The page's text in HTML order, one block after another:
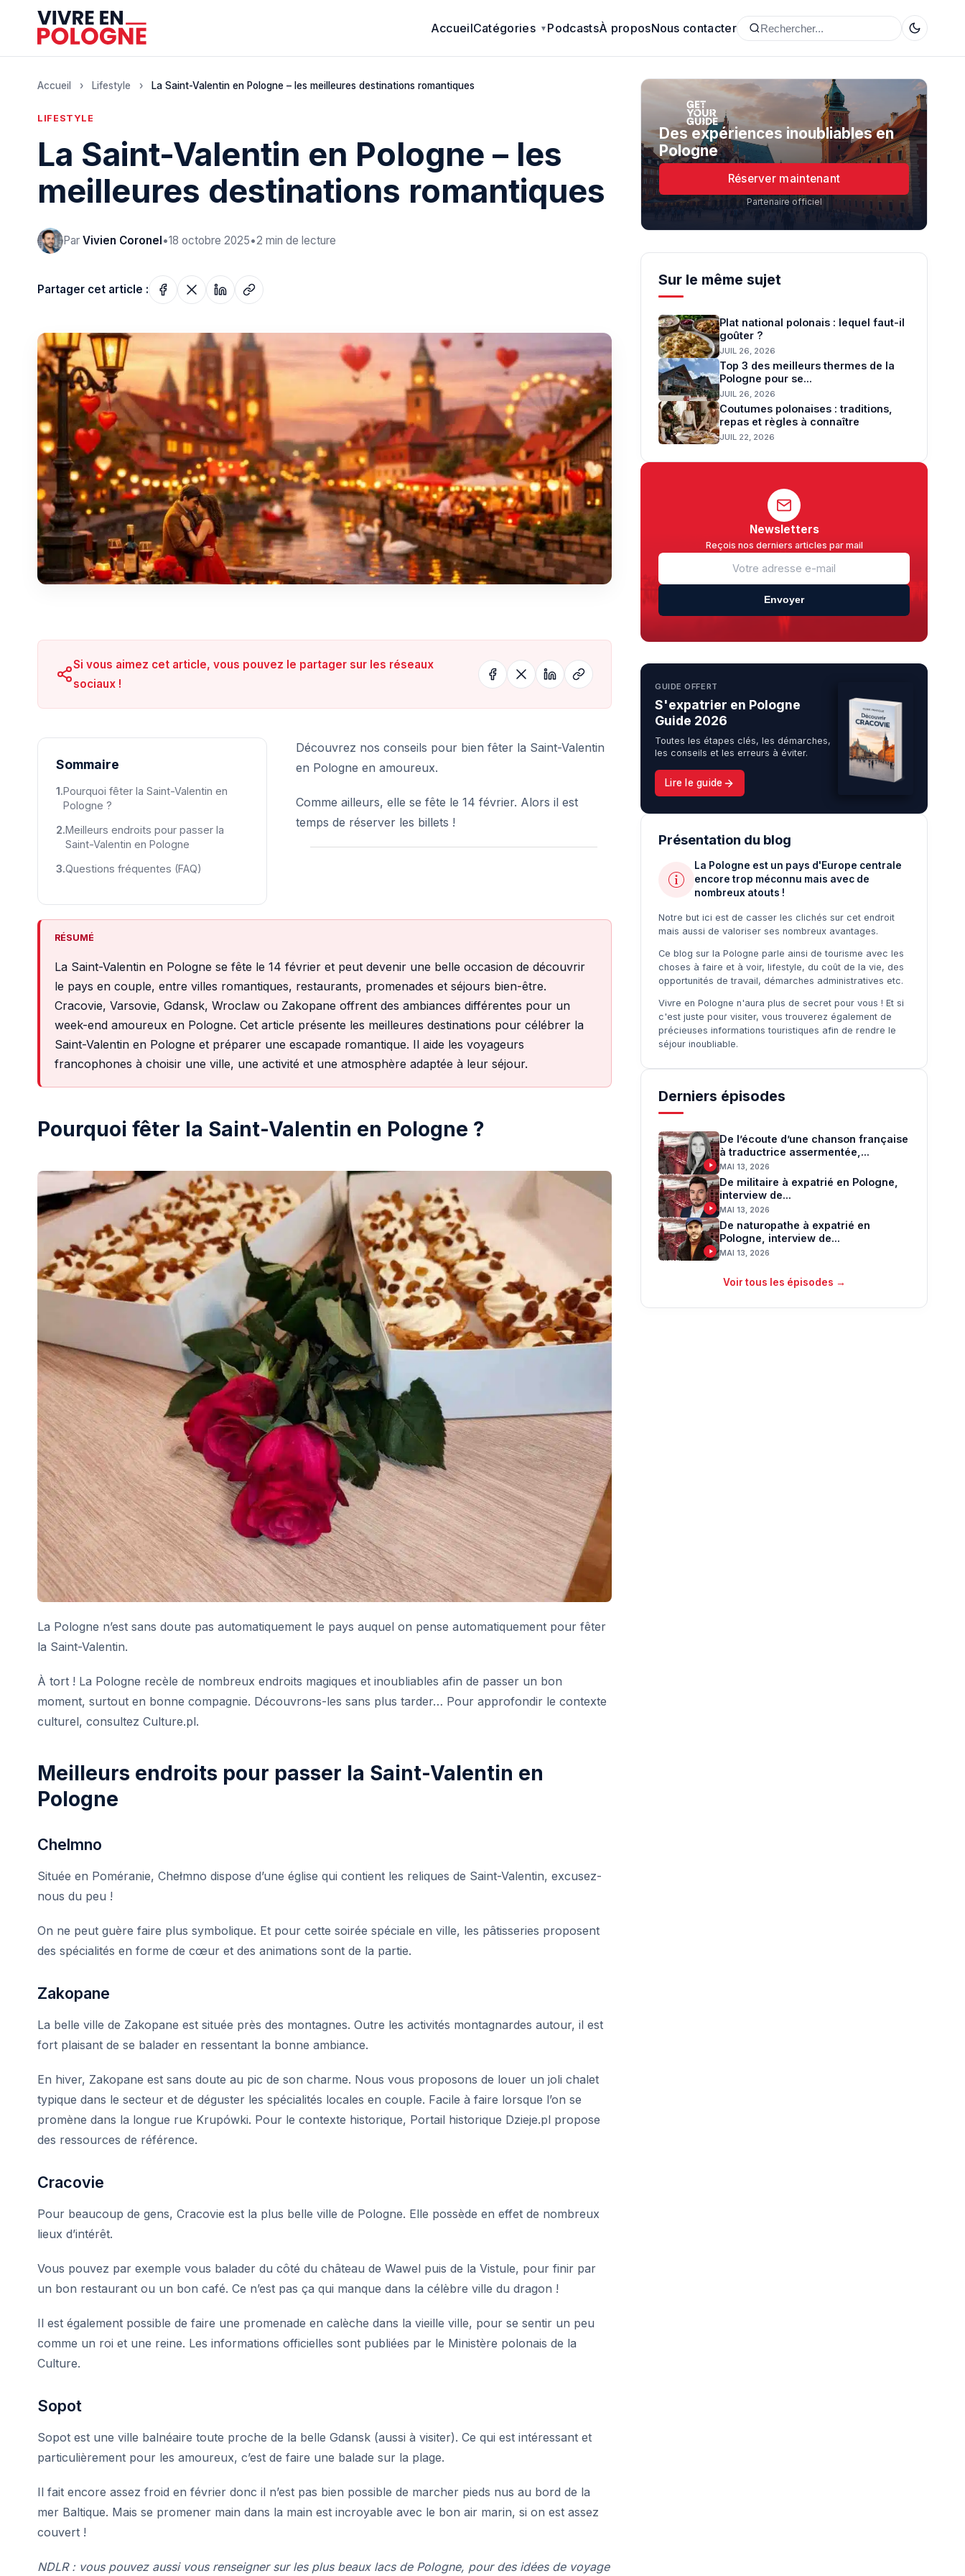
AccueilCatégories PodcastsÀ proposNous contacter
Accueil › Lifestyle › La Saint-Valentin en Pologne – les meilleures destinations romantiques
LIFESTYLE
La Saint-Valentin en Pologne – les
meilleures destinations romantiques
Par Vivien Coronel•18 octobre 2025•2 min de lecture
Partager cet article :
Si vous aimez cet article, vous pouvez le partager sur les réseaux
sociaux !
Sommaire
Pourquoi fêter la Saint-Valentin en
Pologne ?
Meilleurs endroits pour passer la
Saint-Valentin en Pologne
Questions fréquentes (FAQ)
Découvrez nos conseils pour bien fêter la Saint-Valentin
en Pologne en amoureux.
Comme ailleurs, elle se fête le 14 février. Alors il est
temps de réserver les billets !
RÉSUMÉ
La Saint-Valentin en Pologne se fête le 14 février et peut devenir une belle occasion de découvrir
le pays en couple, entre villes romantiques, restaurants, promenades et séjours bien-être.
Cracovie, Varsovie, Gdansk, Wroclaw ou Zakopane offrent des ambiances différentes pour un
week-end amoureux en Pologne. Cet article présente les meilleures destinations pour célébrer la
Saint-Valentin en Pologne et préparer une escapade romantique. Il aide les voyageurs
francophones à choisir une ville, une activité et une atmosphère adaptée à leur séjour.
Pourquoi fêter la Saint-Valentin en Pologne ?
La Pologne n’est sans doute pas automatiquement le pays auquel on pense automatiquement pour fêter
la Saint-Valentin.
À tort ! La Pologne recèle de nombreux endroits magiques et inoubliables afin de passer un bon
moment, surtout en bonne compagnie. Découvrons-les sans plus tarder… Pour approfondir le contexte
culturel, consultez Culture.pl.
Meilleurs endroits pour passer la Saint-Valentin en
Pologne
Chelmno
Située en Poméranie, Chełmno dispose d’une église qui contient les reliques de Saint-Valentin, excusez-
nous du peu !
On ne peut guère faire plus symbolique. Et pour cette soirée spéciale en ville, les pâtisseries proposent
des spécialités en forme de cœur et des animations sont de la partie.
Zakopane
La belle ville de Zakopane est située près des montagnes. Outre les activités montagnardes autour, il est
fort plaisant de se balader en ressentant la bonne ambiance.
En hiver, Zakopane est sans doute au pic de son charme. Nous vous proposons de louer un joli chalet
typique dans le secteur et de déguster les spécialités locales en couple. Facile à faire lorsque l’on se
promène dans la longue rue Krupówki. Pour le contexte historique, Portail historique Dzieje.pl propose
des ressources de référence.
Cracovie
Pour beaucoup de gens, Cracovie est la plus belle ville de Pologne. Elle possède en effet de nombreux
lieux d’intérêt.
Vous pouvez par exemple vous balader du côté du château de Wawel puis de la Vistule, pour finir par
un bon restaurant ou un bon café. Ce n’est pas ça qui manque dans la célèbre ville du dragon !
Il est également possible de faire une promenade en calèche dans la vieille ville, pour se sentir un peu
comme un roi et une reine. Les informations officielles sont publiées par le Ministère polonais de la
Culture.
Sopot
Sopot est une ville balnéaire toute proche de la belle Gdansk (aussi à visiter). Ce qui est intéressant et
particulièrement pour les amoureux, c’est de faire une balade sur la plage.
Il fait encore assez froid en février donc il n’est pas bien possible de marcher pieds nus au bord de la
mer Baltique. Mais se promener main dans la main est incroyable avec le bon air marin, si on est assez
couvert !
NDLR : vous pouvez aussi vous renseigner sur les plus beaux lacs de Pologne, pour des idées de voyage
Des expériences inoubliables en
Pologne
Réserver maintenant
Partenaire officiel
Sur le même sujet
Plat national polonais : lequel faut-il
goûter ?
JUIL 26, 2026
Top 3 des meilleurs thermes de la
Pologne pour se...
JUIL 26, 2026
Coutumes polonaises : traditions,
repas et règles à connaître
JUIL 22, 2026
Newsletters
Reçois nos derniers articles par mail
Envoyer
GUIDE OFFERT
S'expatrier en Pologne
Guide 2026
Toutes les étapes clés, les démarches,
les conseils et les erreurs à éviter.
Lire le guide
Présentation du blog
La Pologne est un pays d'Europe centrale
encore trop méconnu mais avec de
nombreux atouts !
Notre but ici est de casser les clichés sur cet endroit
mais aussi de valoriser ses nombreux avantages.
Ce blog sur la Pologne parle ainsi de tourisme avec les
choses à faire et à voir, lifestyle, du coût de la vie, des
opportunités de travail, démarches administratives etc.
Vivre en Pologne n'aura plus de secret pour vous ! Et si
c'est juste pour visiter, vous trouverez également de
précieuses informations touristiques afin de rendre le
séjour inoubliable.
Derniers épisodes
De l’écoute d’une chanson française
à traductrice assermentée,...
MAI 13, 2026
De militaire à expatrié en Pologne,
interview de...
MAI 13, 2026
De naturopathe à expatrié en
Pologne, interview de...
MAI 13, 2026
Voir tous les épisodes →